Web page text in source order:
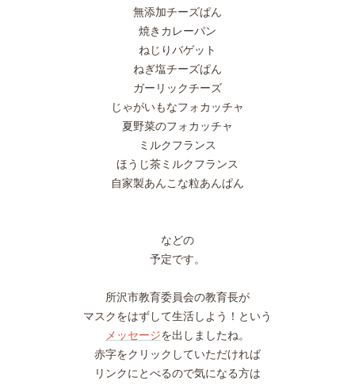
無添加チーズぱん
焼きカレーパン
ねじりバゲット
ねぎ塩チーズぱん
ガーリックチーズ
じゃがいもなフォカッチャ
夏野菜のフォカッチャ
ミルクフランス
ほうじ茶ミルクフランス
自家製あんこな粒あんぱん
などの
予定です。
所沢市教育委員会の教育長が
マスクをはずして生活しよう！という
メッセージを出しましたね。
赤字をクリックしていただければ
リンクにとべるので気になる方は